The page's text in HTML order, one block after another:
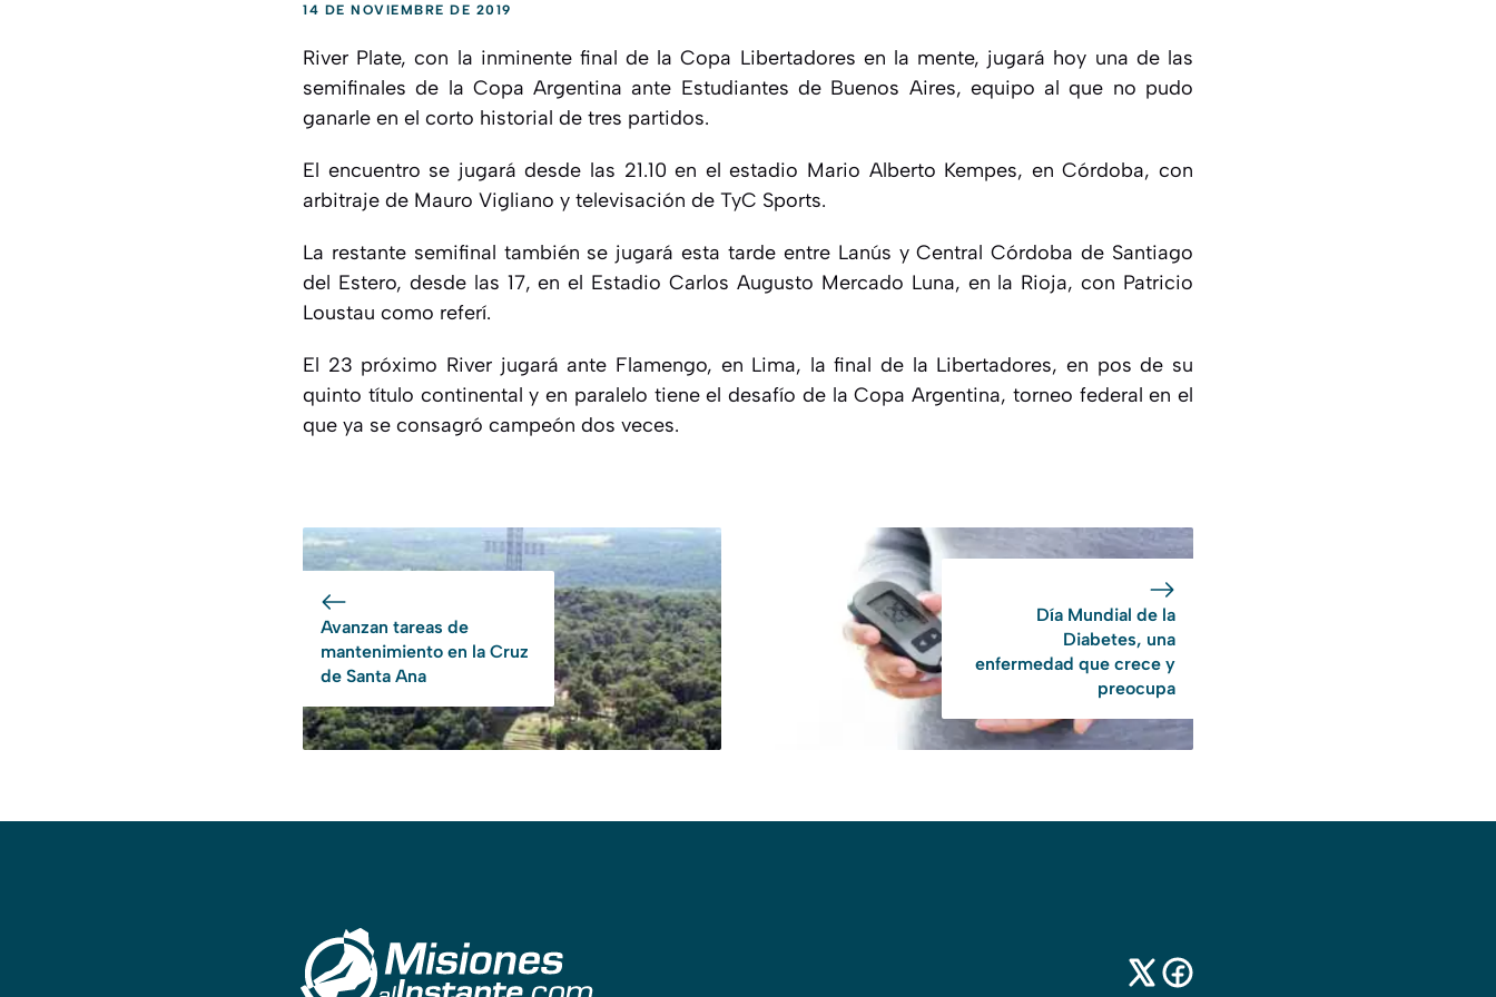
14 DE NOVIEMBRE DE 2019
River Plate, con la inminente final de la Copa Libertadores en la mente, jugará hoy una de las
semifinales de la Copa Argentina ante Estudiantes de Buenos Aires, equipo al que no pudo
ganarle en el corto historial de tres partidos.
El encuentro se jugará desde las 21.10 en el estadio Mario Alberto Kempes, en Córdoba, con
arbitraje de Mauro Vigliano y televisación de TyC Sports.
La restante semifinal también se jugará esta tarde entre Lanús y Central Córdoba de Santiago
del Estero, desde las 17, en el Estadio Carlos Augusto Mercado Luna, en la Rioja, con Patricio
Loustau como referí.
El 23 próximo River jugará ante Flamengo, en Lima, la final de la Libertadores, en pos de su
quinto título continental y en paralelo tiene el desafío de la Copa Argentina, torneo federal en el
que ya se consagró campeón dos veces.
Avanzan tareas de
mantenimiento en la Cruz
de Santa Ana
Día Mundial de la
Diabetes, una
enfermedad que crece y
preocupa